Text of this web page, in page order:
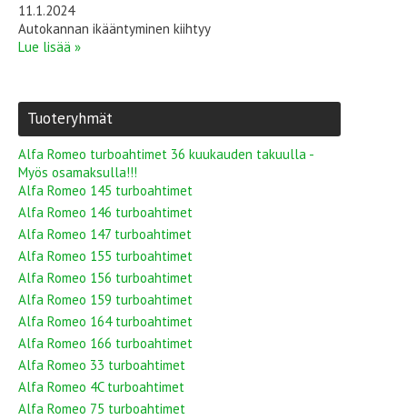
11.1.2024
Autokannan ikääntyminen kiihtyy
Lue lisää »
Tuoteryhmät
Alfa Romeo turboahtimet 36 kuukauden takuulla -
Myös osamaksulla!!!
Alfa Romeo 145 turboahtimet
Alfa Romeo 146 turboahtimet
Alfa Romeo 147 turboahtimet
Alfa Romeo 155 turboahtimet
Alfa Romeo 156 turboahtimet
Alfa Romeo 159 turboahtimet
Alfa Romeo 164 turboahtimet
Alfa Romeo 166 turboahtimet
Alfa Romeo 33 turboahtimet
Alfa Romeo 4C turboahtimet
Alfa Romeo 75 turboahtimet